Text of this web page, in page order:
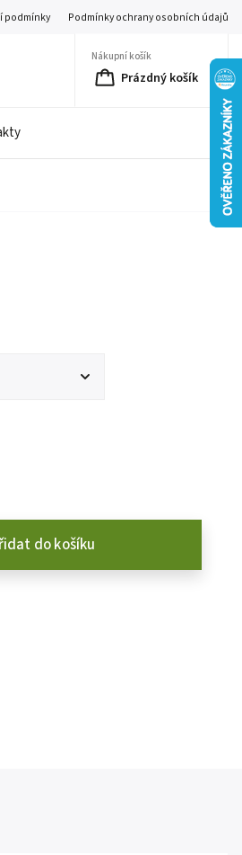
podmínky Podmínky ochrany osobních údajů
Nákupní košík
Prázdný košík
do košíku